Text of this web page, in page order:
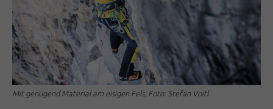
Mit genügend Material am eisigen Fels, Foto: Stefan Voitl